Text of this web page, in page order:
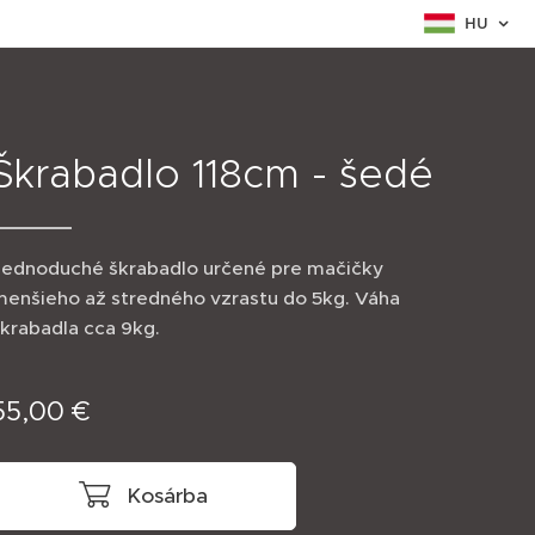
HU
118cm - šedé
škrabadlo určené pre mačičky
až stredného vzrastu do 5kg. Váha
cca 9kg.
€
Kosárba